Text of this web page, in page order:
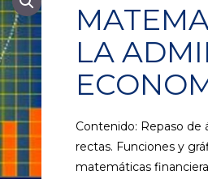
LA
Contenido: Repaso de
rectas. Funciones y
matemáticas